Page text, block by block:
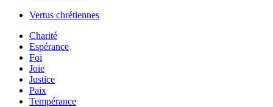
Vertus chrétiennes
Charité
Espérance
Foi
Joie
Justice
Paix
Tempérance